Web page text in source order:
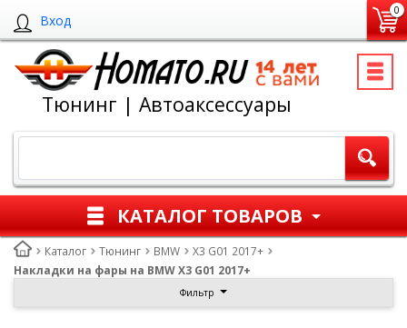
Вход
0
Тюнинг | Автоаксессуары
КАТАЛОГ ТОВАРОВ
Каталог Тюнинг BMW
X3 G01 2017+
Накладки на фары на BMW X3 G01 2017+
Фильтр